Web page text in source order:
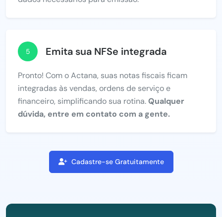
5 Emita sua NFSe integrada
Pronto! Com o Actana, suas notas fiscais ficam
integradas às vendas, ordens de serviço e
financeiro, simplificando sua rotina.Qualquer
dúvida, entre em contato com a gente.
Cadastre-se Gratuitamente